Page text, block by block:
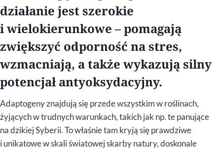
działanie jest szerokie
i wielokierunkowe – pomagają
zwiększyć odporność na stres,
wzmacniają, a także wykazują silny
potencjał antyoksydacyjny.
Adaptogeny znajdują się przede wszystkim w roślinach,
żyjących w trudnych warunkach, takich jak np. te panujące
na dzikiej Syberii. To właśnie tam kryją się prawdziwe
i unikatowe w skali światowej skarby natury, doskonale